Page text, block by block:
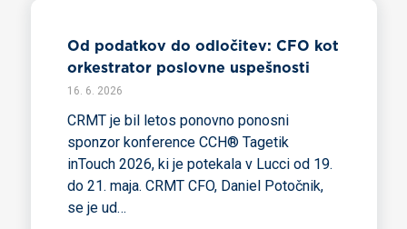
Od podatkov do odločitev: CFO kot
orkestrator poslovne uspešnosti
16. 6. 2026
CRMT je bil letos ponovno ponosni
sponzor konference CCH® Tagetik
inTouch 2026, ki je potekala v Lucci od 19.
do 21. maja. CRMT CFO, Daniel Potočnik,
se je ud…